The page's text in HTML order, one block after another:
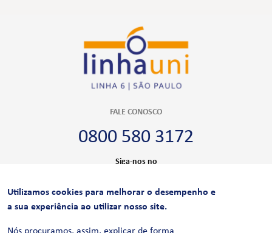
FALE CONOSCO
0800 580 3172
Siga-nos no
CERTIFICAÇÕES
Utilizamos cookies para melhorar o desempenho e
a sua experiência ao utilizar nosso site.